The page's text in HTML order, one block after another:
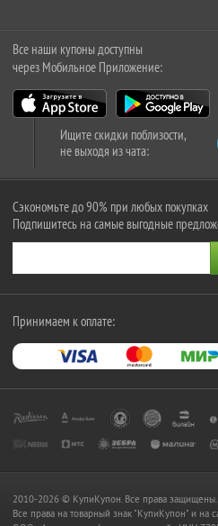
Все наши купоны доступны
через Мобильное Приложение:
Ищите скидки поблизости,
не выходя из чата:
Сэкономьте до 90% при любых покупках
Подпишитесь на самые выгодные
Принимаем к оплате:
2010-2026 © КупиКупон. Все права защищены.
Все права на товарный знак "КупиКупон" и на